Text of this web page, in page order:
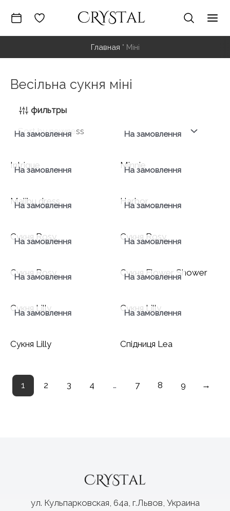
содержимому
Главная " Міні
Весільна сукня міні
фильтры
На замовлення
Intrigue
На замовлення
Minnie
На замовлення
Malibu dress
На замовлення
Harbor
На замовлення
Сукня Rosy
На замовлення
Сукня Rosy
На замовлення
Сукня Rosy
На замовлення
Сукня Flower Shower
На замовлення
Сукня Lilly
На замовлення
Сукня Lilly
На замовлення
Сукня Lilly
На замовлення
Спідниця Lea
1 2 3 4 … 7 8 9 →
ул. Кульпарковская, 64а, г.Львов, Украина